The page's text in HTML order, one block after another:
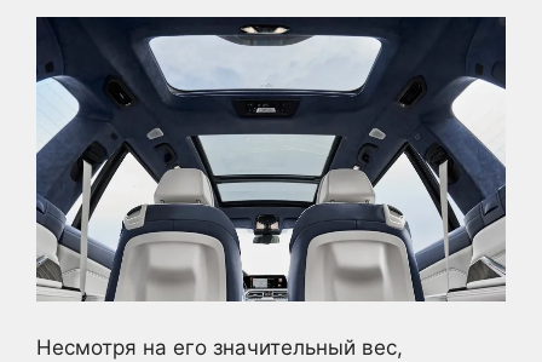
Несмотря на его значительный вес,